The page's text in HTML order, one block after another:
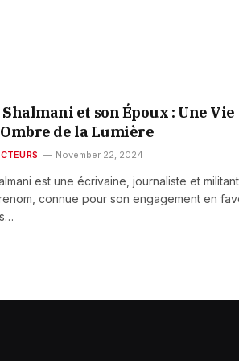
et son Époux : Une Vie
de la Lumière
November 22, 2024
est une écrivaine, journaliste et
connue pour son engagement en